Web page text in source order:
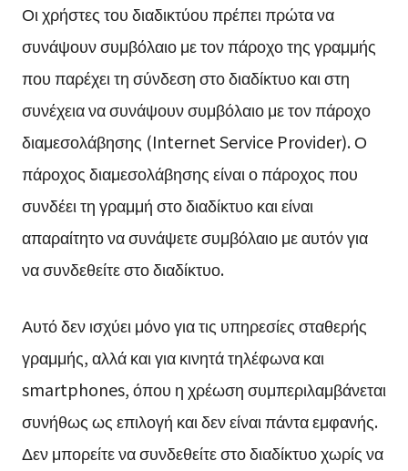
Οι χρήστες του διαδικτύου πρέπει πρώτα να
συνάψουν συμβόλαιο με τον πάροχο της γραμμής
που παρέχει τη σύνδεση στο διαδίκτυο και στη
συνέχεια να συνάψουν συμβόλαιο με τον πάροχο
διαμεσολάβησης (Internet Service Provider). Ο
πάροχος διαμεσολάβησης είναι ο πάροχος που
συνδέει τη γραμμή στο διαδίκτυο και είναι
απαραίτητο να συνάψετε συμβόλαιο με αυτόν για
να συνδεθείτε στο διαδίκτυο.
Αυτό δεν ισχύει μόνο για τις υπηρεσίες σταθερής
γραμμής, αλλά και για κινητά τηλέφωνα και
smartphones, όπου η χρέωση συμπεριλαμβάνεται
συνήθως ως επιλογή και δεν είναι πάντα εμφανής.
Δεν μπορείτε να συνδεθείτε στο διαδίκτυο χωρίς να